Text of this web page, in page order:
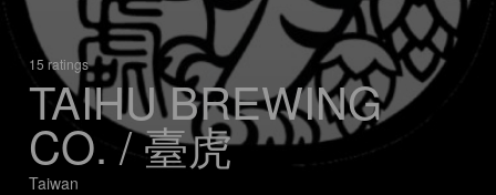
15 ratings
TAIHU BREWING
CO. / 臺虎
Taiwan